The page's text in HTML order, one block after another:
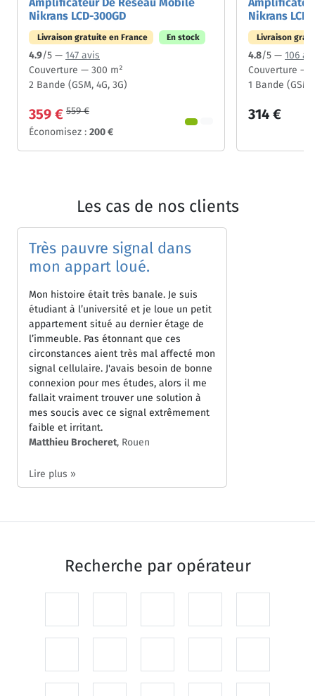
Nikrans LCD-300GD
Livraison gratuite en France En stock
4.9/5 — 147 avis
Couverture — 300 m²
2 Bande (GSM, 4G, 3G)
359 € 559 €
Économisez : 200 €
Nikrans
Livraison
4.8/5 — 106
Couverture —
1 Bande (GSM)
314 €
Les cas de nos clients
Très pauvre signal dans
mon appart loué.
Mon histoire était très banale. Je suis
étudiant à l’université et je loue un petit
appartement situé au dernier étage de
l’immeuble. Pas étonnant que ces
circonstances aient très mal affecté mon
signal cellulaire. J'avais besoin de bonne
connexion pour mes études, alors il me
fallait vraiment trouver une solution à
mes soucis avec ce signal extrêmement
faible et irritant.
Matthieu Brocheret, Rouen
Lire plus »
Recherche par opérateur